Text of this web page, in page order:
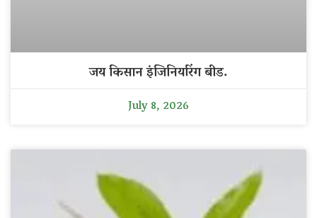
जय किसान इंजिनियरिंग बीड.
July 8, 2026